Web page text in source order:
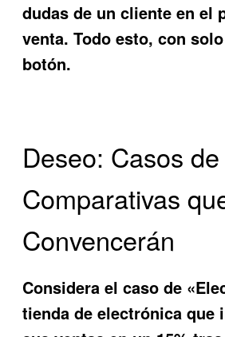
dudas de un cliente en el
venta. Todo esto, con
botón.
Deseo: Casos
Comparativas
Convencerán
Considera el caso de
tienda de electrónica que